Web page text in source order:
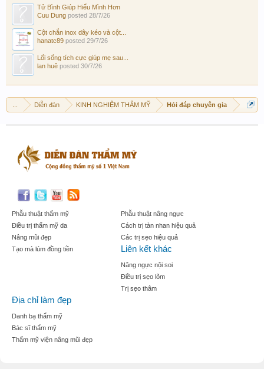
Tử Bình Giúp Hiểu Mình Hơn
Cuu Dung posted 28/7/26
Cột chắn inox dây kéo và cột...
hanatc89 posted 29/7/26
Lối sống tích cực giúp mẹ sau...
lan huê posted 30/7/26
Diễn đàn KINH NGHIỆM THẨM MỸ Hỏi đáp chuyên gia
Phẫu thuật thẩm mỹ
Điều trị thẩm mỹ da
Nâng mũi đẹp
Tạo mà lúm đồng tiền
Phẫu thuật nâng ngực
Cách trị tàn nhan hiệu quả
Các trị sẹo hiệu quả
Liên kết khác
Nâng ngực nội soi
Điều trị sẹo lõm
Trị sẹo thâm
Địa chỉ làm đẹp
Danh bạ thẩm mỹ
Bác sĩ thẩm mỹ
Thẩm mỹ viện nâng mũi đẹp